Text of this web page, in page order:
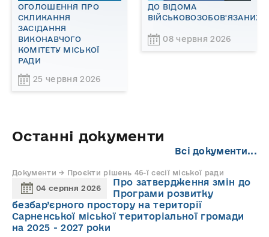
ОГОЛОШЕННЯ ПРО
СКЛИКАННЯ
ЗАСІДАННЯ
ВИКОНАВЧОГО
КОМІТЕТУ МІСЬКОЇ
РАДИ
25 червня 2026
ДО ВІДОМА
ВІЙСЬКОВОЗОБОВ'ЯЗАНИХ!
08 червня 2026
Останні документи
Всі документи...
Документи → Проєкти рішень 46-ї сесії міської ради
04 серпня 2026
Про затвердження змін до
Програми розвитку
безбар’єрного простору на території
Сарненської міської територіальної громади
на 2025 - 2027 роки